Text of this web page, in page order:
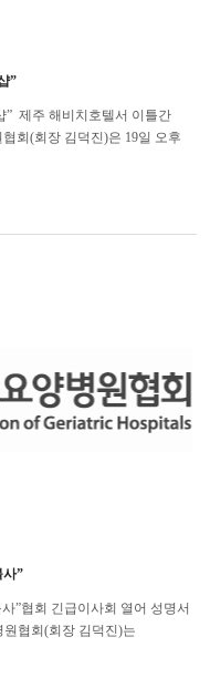
”
” 제주 해비치호텔서 이틀간
회(회장 김덕진)은 19일 오후
양병원 경...
”
”협회 긴급이사회 열어 성명서
협회(회장 김덕진)는
억원...